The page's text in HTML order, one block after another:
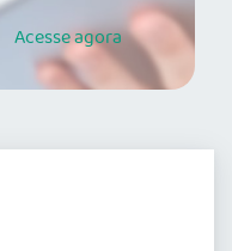
Acesseagora